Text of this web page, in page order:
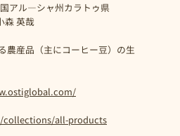
アル―シャ州カラトゥ県
森 英哉
農産品（主にコーヒー豆）の生
all-products